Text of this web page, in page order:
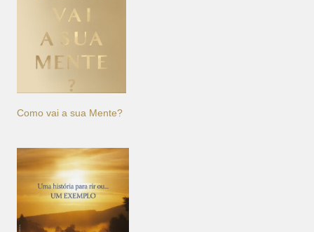
Como vai a sua Mente?